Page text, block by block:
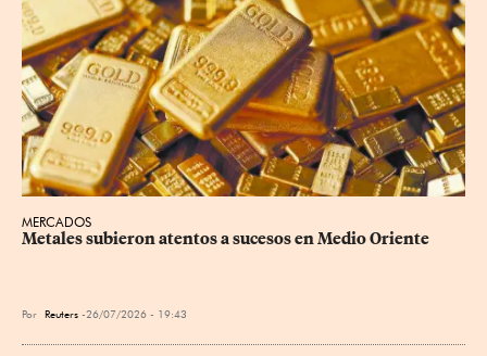
MERCADOS
Metales subieron atentos a sucesos en Medio Oriente
Por Reuters 26/07/2026 - 19:43